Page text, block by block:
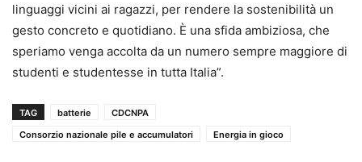
linguaggi vicini ai ragazzi, per rendere la sostenibilità un
gesto concreto e quotidiano. È una sfida ambiziosa, che
speriamo venga accolta da un numero sempre maggiore di
studenti e studentesse in tutta Italia”.
TAG batterie
CDCNPA
Consorzio nazionale pile e accumulatori
Energia in gioco